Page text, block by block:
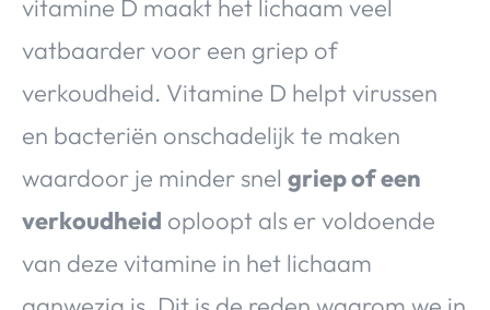
vitamine D maakt het lichaam veel
vatbaarder voor een griep of
verkoudheid. Vitamine D helpt virussen
en bacteriën onschadelijk te maken
waardoor je minder snel griep of een
verkoudheid oploopt als er voldoende
van deze vitamine in het lichaam